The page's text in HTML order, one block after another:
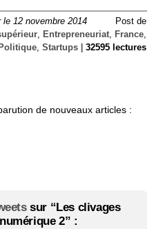
12 novembre 2014
Post de
, Entrepreneuriat, France,
Politique, Startups 32595 lectures
de nouveaux articles :
sur “Les clivages
2” :